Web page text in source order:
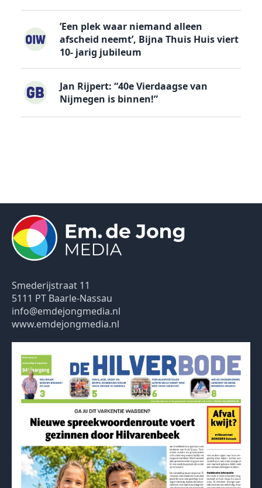
’Een plek waar niemand alleen
afscheid neemt’, Bijna Thuis Huis viert
10- jarig jubileum
Jan Rijpert: “40e Vierdaagse van
Nijmegen is binnen!”
Smederijstraat 11
5111 PT Baarle-Nassau
info@emdejongmedia.nl
www.emdejongmedia.nl